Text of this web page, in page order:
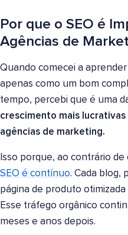
Por que o SEO é
Agências de
Quando comecei a
apenas como um bom
tempo, percebi que é uma
crescimento mais lucrativas
agências de marketing.
Isso porque, ao contrário
SEO é contínuo. Cada blog,
página de produto otimizada
Esse tráfego orgânico
meses e anos depois.